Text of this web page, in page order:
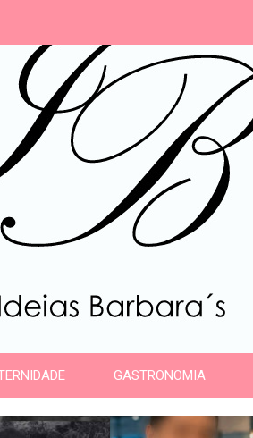
GASTRONOMIA